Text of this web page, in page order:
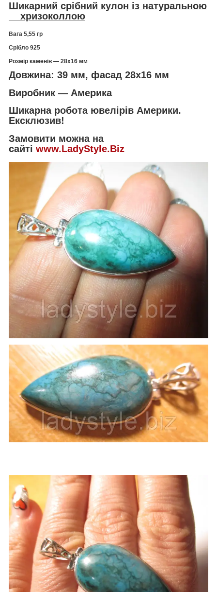
Шикарний срібний кулон із натуральною
хризоколлою
Вага 5,55 гр
Срібло 925
Розмір каменів — 28х16 мм
Довжина: 39 мм, фасад 28х16 мм
Виробник — Америка
Шикарна робота ювелірів Америки.
Ексклюзив!
Замовити можна на
сайті www.LadyStyle.Biz